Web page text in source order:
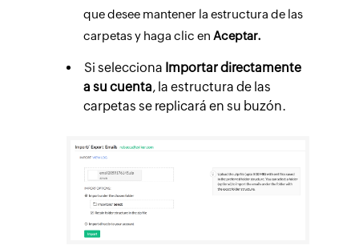
que desee mantener la estructura de las
carpetas y haga clic en Aceptar.
Si selecciona Importar directamente
a su cuenta, la estructura de las
carpetas se replicará en su buzón.